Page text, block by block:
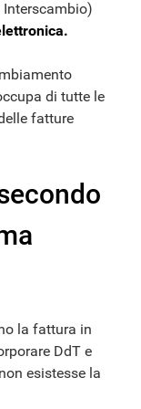
Interscambio)
di tutte le
fatture
la fattura in
DdT e
esistesse la